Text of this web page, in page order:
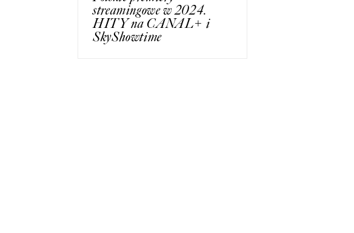
streamingowe w 2024.
HITY na CANAL+ i
SkyShowtime